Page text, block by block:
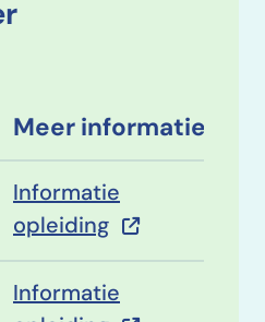
Meer informatie
Informatie
opleiding
Informatie